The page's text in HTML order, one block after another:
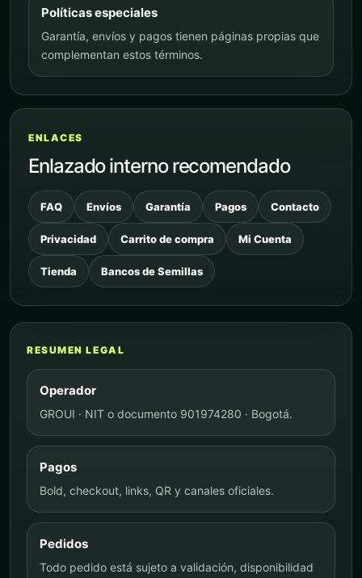
Políticas especiales
Garantía, envíos y pagos tienen páginas propias que
complementan estos términos.
ENLACES
Enlazado interno recomendado
FAQ Envíos Garantía Pagos Contacto
Privacidad Carrito de compra Mi Cuenta
Tienda Bancos de Semillas
RESUMEN LEGAL
Operador
GROUI · NIT o documento 901974280 · Bogotá.
Pagos
Bold, checkout, links, QR y canales oficiales.
Pedidos
Todo pedido está sujeto a validación, disponibilidad